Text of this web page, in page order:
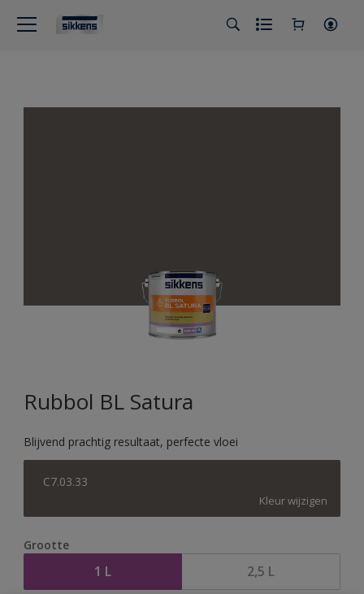
Rubbol BL Satura
Blijvend prachtig resultaat, perfecte vloei
C7.03.33
Kleur wijzigen
Grootte
1 L 2,5 L